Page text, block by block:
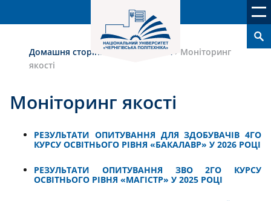
Домашня сторінка›Якість освіти › Моніторинг
якості
Моніторинг якості
РЕЗУЛЬТАТИ ОПИТУВАННЯ ДЛЯ ЗДОБУВАЧІВ 4ГО
КУРСУ ОСВІТНЬОГО РІВНЯ «БАКАЛАВР» У 2026 РОЦІ
РЕЗУЛЬТАТИ ОПИТУВАННЯ ЗВО 2ГО КУРСУ
ОСВІТНЬОГО РІВНЯ «МАГІСТР» У 2025 РОЦІ